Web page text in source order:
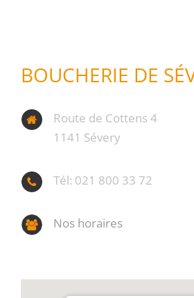
BOUCHERIE DE
Route de Cottens 4
1141 Sévery
Tél: 021 800 33 72
Nos horaires